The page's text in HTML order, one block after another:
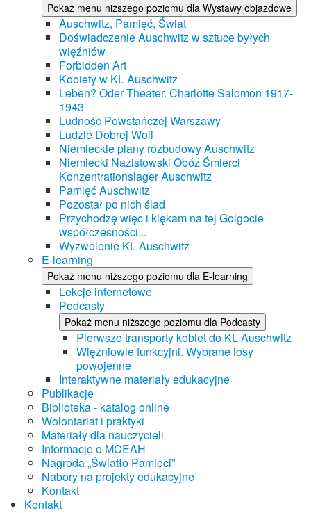
Pokaż menu niższego poziomu dla Wystawy objazdowe
Auschwitz, Pamięć, Świat
Doświadczenie Auschwitz w sztuce byłych
więźniów
Forbidden Art
Kobiety w KL Auschwitz
Leben? Oder Theater. Charlotte Salomon 1917-
1943
Ludność Powstańczej Warszawy
Ludzie Dobrej Woli
Niemieckie plany rozbudowy Auschwitz
Niemiecki Nazistowski Obóz Śmierci
Konzentrationslager Auschwitz
Pamięć Auschwitz
Pozostał po nich ślad
Przychodzę więc i klękam na tej Golgocie
współczesności...
Wyzwolenie KL Auschwitz
E-learning
Pokaż menu niższego poziomu dla E-learning
Lekcje internetowe
Podcasty
Pokaż menu niższego poziomu dla Podcasty
Pierwsze transporty kobiet do KL Auschwitz
Więźniowie funkcyjni. Wybrane losy
powojenne
Interaktywne materiały edukacyjne
Publikacje
Biblioteka - katalog online
Wolontariat i praktyki
Materiały dla nauczycieli
Informacje o MCEAH
Nagroda „Światło Pamięci”
Nabory na projekty edukacyjne
Kontakt
Kontakt